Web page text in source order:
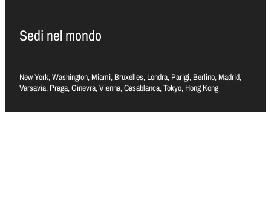
Sedi nel mondo
New York, Washington, Miami, Bruxelles, Londra, Parigi, Berlino, Madrid,
Varsavia, Praga, Ginevra, Vienna, Casablanca, Tokyo, Hong Kong